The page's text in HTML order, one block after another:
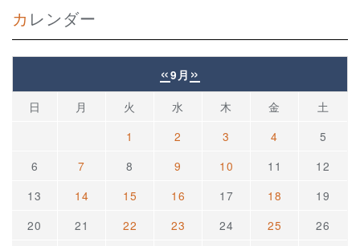
カレンダー
«9月 »
日 月 火 水 木 金
土
1
2 3 4
5
6
7 8 9 10 11
12
13
14 15 16 17 18
19
20
21 22 23 24 25
26